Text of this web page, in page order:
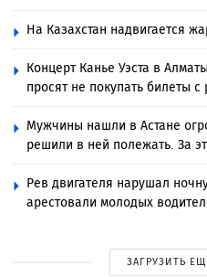
На Казахстан надвигается
Концерт Канье Уэста в
просят не покупать билеты с
Мужчины нашли в Астане
решили в ней полежать. За
Рев двигателя нарушал
арестовали молодых
ЗАГРУЗИТЬ